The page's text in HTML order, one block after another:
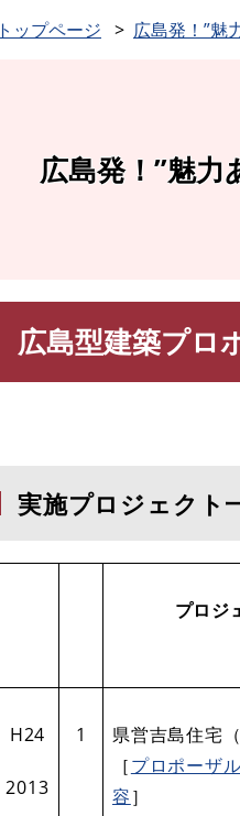
トップページ 広島発！”魅
広島発！”魅力
広島型建築プ
実施プロジェクト
プロジ
H24
2013
1
県営吉島住宅
［プロポーザ
容］